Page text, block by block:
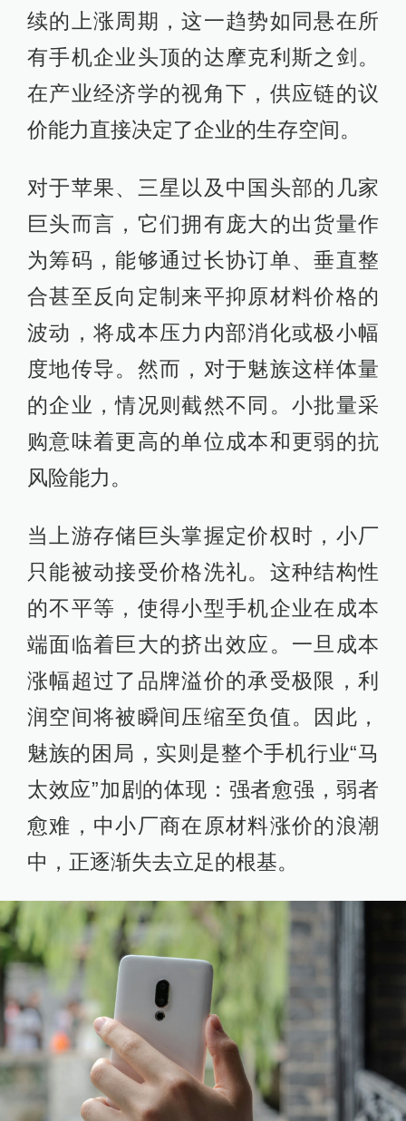
续的上涨周期，这一趋势如同悬在所
有手机企业头顶的达摩克利斯之剑。
在产业经济学的视角下，供应链的议
价能力直接决定了企业的生存空间。
对于苹果、三星以及中国头部的几家
巨头而言，它们拥有庞大的出货量作
为筹码，能够通过长协订单、垂直整
合甚至反向定制来平抑原材料价格的
波动，将成本压力内部消化或极小幅
度地传导。然而，对于魅族这样体量
的企业，情况则截然不同。小批量采
购意味着更高的单位成本和更弱的抗
风险能力。
当上游存储巨头掌握定价权时，小厂
只能被动接受价格洗礼。这种结构性
的不平等，使得小型手机企业在成本
端面临着巨大的挤出效应。一旦成本
涨幅超过了品牌溢价的承受极限，利
润空间将被瞬间压缩至负值。因此，
魅族的困局，实则是整个手机行业“马
太效应”加剧的体现：强者愈强，弱者
愈难，中小厂商在原材料涨价的浪潮
中，正逐渐失去立足的根基。